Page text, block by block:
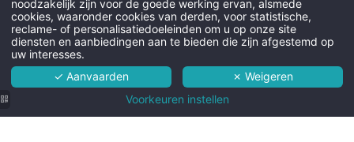
noodzakelijk zijn voor de goede werking ervan, alsmede
cookies, waaronder cookies van derden, voor statistische,
reclame- of personalisatiedoeleinden om u op onze site
diensten en aanbiedingen aan te bieden die zijn afgestemd op
uw interesses.
✓ Aanvaarden
✗ Weigeren
Voorkeuren instellen